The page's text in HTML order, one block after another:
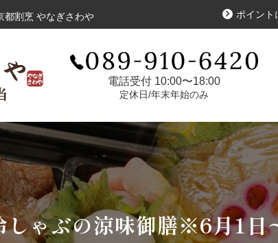
割烹 やなぎさわや ポイント
電話受付 10:00〜18:00
定休日/年末年始のみ
ゃぶの涼味御膳※6月1
寿司・盛り合わせ こだわり
シリーズで選ぶ